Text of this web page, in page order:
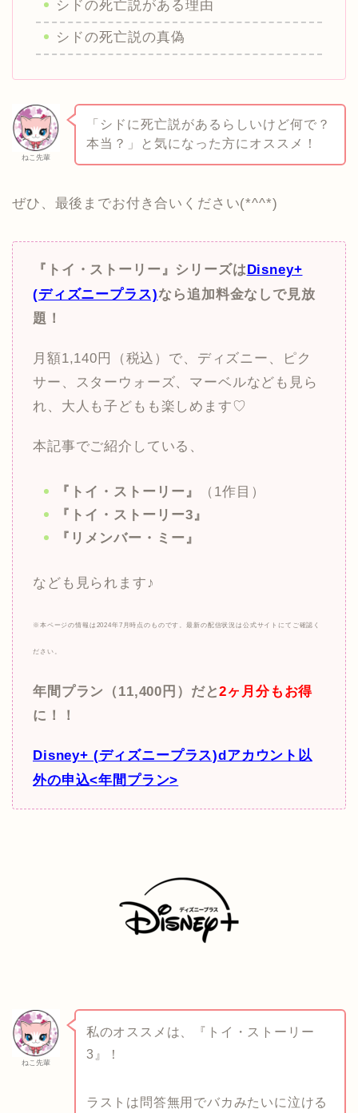
シドの死亡説がある理由
シドの死亡説の真偽
ねこ先輩
「シドに死亡説があるらしいけど何で？
本当？」と気になった方にオススメ！
ぜひ、最後までお付き合いください(*^^*)
『トイ・ストーリー』シリーズはDisney+
(ディズニープラス)なら追加料金なしで見放
題！
月額1,140円（税込）で、ディズニー、ピク
サー、スターウォーズ、マーベルなども見ら
れ、大人も子どもも楽しめます♡
本記事でご紹介している、
『トイ・ストーリー』
（1作目）
『トイ・ストーリー3』
『リメンバー・ミー』
なども見られます♪
※本ページの情報は2024年7月時点のものです。最新の配信状況は公式サイトにてご確認く
ださい。
年間プラン（11,400円）だと2ヶ月分もお得
に！！
Disney+ (ディズニープラス)dアカウント以
外の申込<年間プラン>
ねこ先輩
私のオススメは、『トイ・ストーリー
3』！
ラストは問答無用でバカみたいに泣ける